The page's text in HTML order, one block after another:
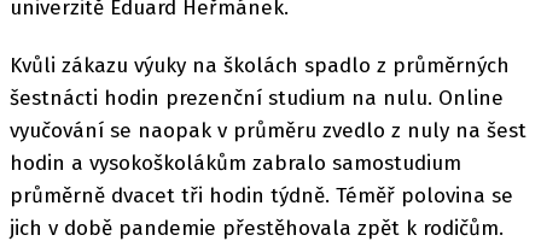
univerzitě Eduard Heřmánek.
Kvůli zákazu výuky na školách spadlo z průměrných
šestnácti hodin prezenční studium na nulu. Online
vyučování se naopak v průměru zvedlo z nuly na šest
hodin a vysokoškolákům zabralo samostudium
průměrně dvacet tři hodin týdně. Téměř polovina se
jich v době pandemie přestěhovala zpět k rodičům.